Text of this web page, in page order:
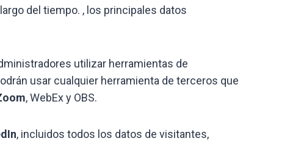
del tiempo. , los principales datos
utilizar herramientas de
usar cualquier herramienta de terceros que
, WebEx y OBS.
, incluidos todos los datos de visitantes,